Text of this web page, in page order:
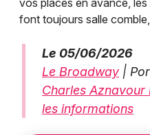
vos places en avance,
font toujours salle
Le 05/06/2026
Le Broadway |
Charles
les informations